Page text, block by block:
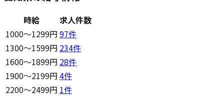
時給
求人件数
1000〜1299円 97件
1300〜1599円 234件
1600〜1899円 28件
1900〜2199円 4件
2200〜2499円 1件